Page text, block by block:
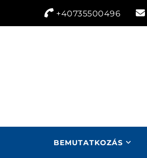
+40735500496
BEMUTATKOZÁS